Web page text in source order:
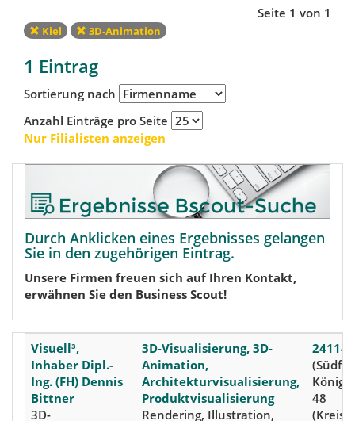
Seite 1 von 1
Kiel 3D-Animation
1 Eintrag
Sortierung nach
Anzahl Einträge pro Seite
Nur Filialisten anzeigen
Durch Anklicken eines Ergebnisses gelangen
Sie in den zugehörigen Eintrag.
Unsere Firmen freuen sich auf Ihren Kontakt,
erwähnen Sie den Business Scout!
Visuell³,
Inhaber Dipl.-
Ing. (FH) Dennis
Bittner
3D-
3D-Visualisierung, 3D-
Animation,
Architekturvisualisierung,
Produktvisualisierung
Rendering, Illustration,
24114
48
(Kreis: